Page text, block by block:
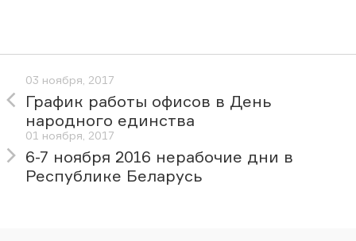
03 ноября, 2017
График работы офисов в День
народного единства
01 ноября, 2017
6-7 ноября 2016 нерабочие дни в
Республике Беларусь